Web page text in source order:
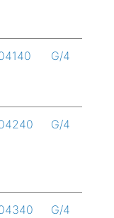
G/4
G/4
G/4